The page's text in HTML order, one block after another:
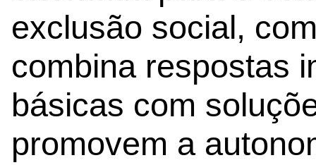
exclusão social,
combina respostas
básicas com
promovem a